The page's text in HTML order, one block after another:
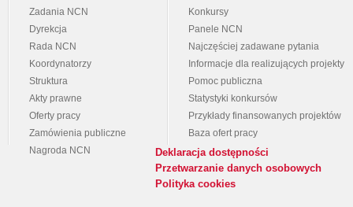
Zadania NCN
Dyrekcja
Rada NCN
Koordynatorzy
Struktura
Akty prawne
Oferty pracy
Zamówienia publiczne
Nagroda NCN
Konkursy
Panele NCN
Najczęściej zadawane pytania
Informacje dla realizujących projekty
Pomoc publiczna
Statystyki konkursów
Przykłady finansowanych projektów
Baza ofert pracy
Deklaracja dostępności
Przetwarzanie danych osobowych
Polityka cookies